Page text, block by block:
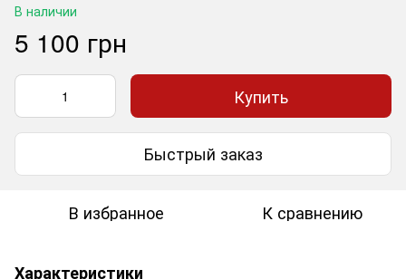
В наличии
5 100 грн
Купить
Быстрый заказ
В избранное К сравнению
Характеристики